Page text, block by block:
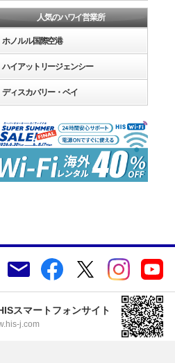
人気のハワイ営業所
ホノルル国際空港
ハイアットリージェンシー
ディスカバリー・ベイ
スマートフォンサイト
j.com